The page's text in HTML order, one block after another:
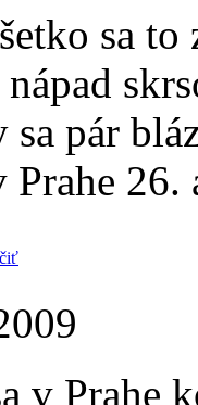
sa to
sa pár
v Prahe